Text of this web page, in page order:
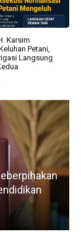
Karsim
Petani,
Langsung